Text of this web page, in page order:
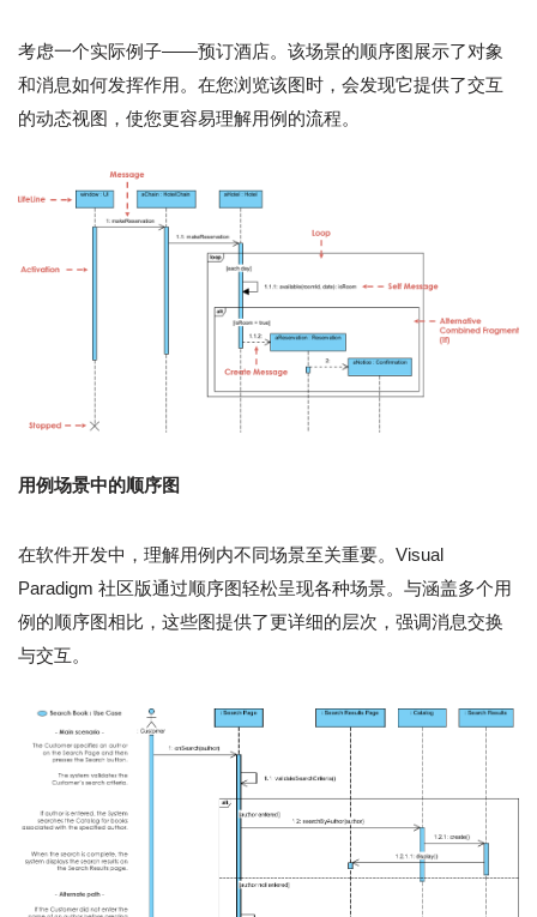
考虑一个实际例子——预订酒店。该场景的顺序图展示了对象
和消息如何发挥作用。在您浏览该图时，会发现它提供了交互
的动态视图，使您更容易理解用例的流程。
用例场景中的顺序图
在软件开发中，理解用例内不同场景至关重要。Visual
Paradigm 社区版通过顺序图轻松呈现各种场景。与涵盖多个用
例的顺序图相比，这些图提供了更详细的层次，强调消息交换
与交互。